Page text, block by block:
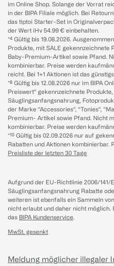
im Online Shop. Solange der Vorrat
in der BIPA Filiale möglich. Bei
das tiptoi Starter-Set in
der Wert iHv 54.99 € einbehalten.
*⁴ Gültig bis 19.08.2026.
Produkte, mit SALE gekennzeichnete
Baby-Premium-Artikel sowie Pfand.
kombinierbar. Preise werden
reicht. Bei 1+1 Aktionen ist das
*⁸ Gültig bis 12.08.2026 nur im BIPA
Preiswert“ gekennzeichnete
Säuglingsanfangsnahrung,
der Marke “Accessories“, “Tonies“,
Premium- Artikel sowie Pfand. Nicht
kombinierbar. Preise werden
*¹⁰ Gültig bis 02.09.2026 nur auf
Rabatten und Aktionen kombinierbar.
Preisliste der letzten 30 Tage
Aufgrund der EU-Richtlinie 2006/141/
Säuglingsanfangsnahrung Rabatte
weiteren ist ebenfalls ein Sammeln
nicht erlaubt und daher nicht möglich.
das BIPA Kundenservice.
MwSt. gesenkt
Meldung möglicher illegaler